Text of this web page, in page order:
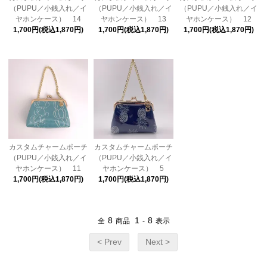
（PUPU／小銭入れ／イ
ヤホンケース） 14
1,700円(税込1,870円)
（PUPU／小銭入れ／イ
ヤホンケース） 13
1,700円(税込1,870円)
（PUPU／小銭入れ／イ
ヤホンケース） 12
1,700円(税込1,870円)
カスタムチャームポーチ
（PUPU／小銭入れ／イ
ヤホンケース） 11
1,700円(税込1,870円)
カスタムチャームポーチ
（PUPU／小銭入れ／イ
ヤホンケース） 5
1,700円(税込1,870円)
全 8 商品 1 - 8 表示
< Prev Next >